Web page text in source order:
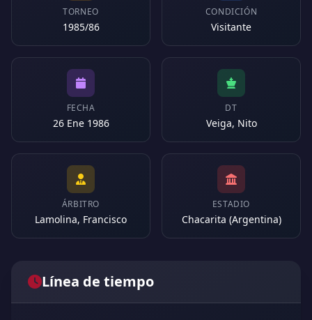
TORNEO
1985/86
CONDICIÓN
Visitante
FECHA
26 Ene 1986
DT
Veiga, Nito
ÁRBITRO
Lamolina, Francisco
ESTADIO
Chacarita (Argentina)
Línea de tiempo